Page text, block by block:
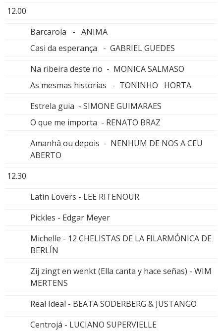
12.00
Barcarola - ANIMA
Casi da esperança - GABRIEL GUEDES
Na ribeira deste rio - MONICA SALMASO
As mesmas historias - TONINHO HORTA
Estrela guia - SIMONE GUIMARAES
O que me importa - RENATO BRAZ
Amanhâ ou depois - NENHUM DE NOS A CEU
ABERTO
12.30
Latin Lovers - LEE RITENOUR
Pickles - Edgar Meyer
Michelle - 12 CHELISTAS DE LA FILARMÓNICA DE
BERLÍN
Zij zingt en wenkt (Ella canta y hace señas) - WIM
MERTENS
Real Ideal - BEATA SODERBERG & JUSTANGO
Centrojá - LUCIANO SUPERVIELLE